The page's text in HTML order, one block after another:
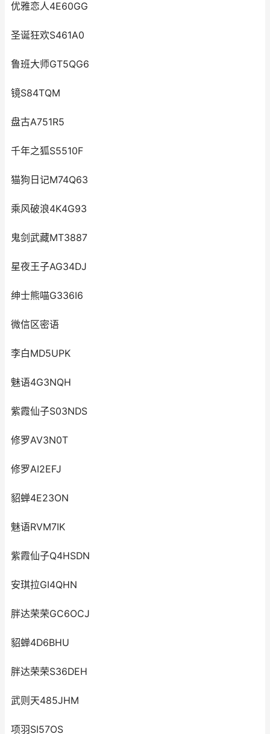
优雅恋人4E60GG
圣诞狂欢S461A0
鲁班大师GT5QG6
镜S84TQM
盘古A751R5
千年之狐S5510F
猫狗日记M74Q63
乘风破浪4K4G93
鬼剑武藏MT3887
星夜王子AG34DJ
绅士熊喵G336I6
微信区密语
李白MD5UPK
魅语4G3NQH
紫霞仙子S03NDS
修罗AV3N0T
修罗AI2EFJ
貂蝉4E23ON
魅语RVM7IK
紫霞仙子Q4HSDN
安琪拉GI4QHN
胖达荣荣GC6OCJ
貂蝉4D6BHU
胖达荣荣S36DEH
武则天485JHM
项羽SI57OS